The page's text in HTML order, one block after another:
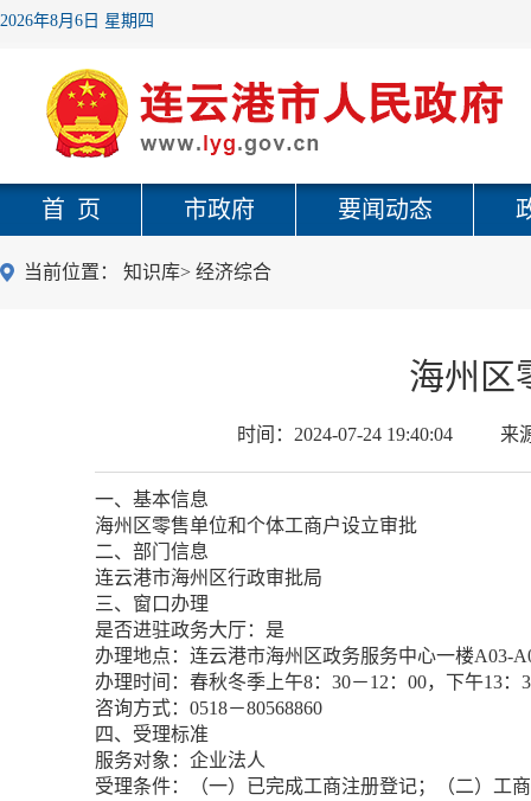
2026年8月6日 星期四
首 页 市政府 要闻动态
当前位置： 知识库> 经济综合
海州区
时间： 2024-07-24 19:40:04 来
一、基本信息
海州区零售单位和个体工商户设立审批
二、部门信息
连云港市海州区行政审批局
三、窗口办理
是否进驻政务大厅：是
办理地点：连云港市海州区政务服务中心一楼A03-
办理时间：春秋冬季上午8：30－12：00，下午13
咨询方式：0518－80568860
四、受理标准
服务对象：企业法人
受理条件：（一）已完成工商注册登记；（二）工